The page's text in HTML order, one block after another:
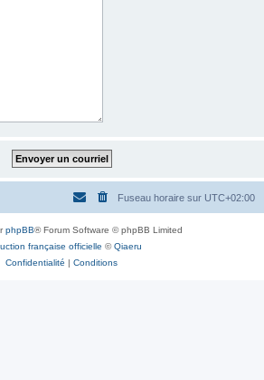
Fuseau horaire sur UTC+02:00
phpBB® Forum Software © phpBB Limited
française officielle ©Qiaeru
Confidentialité | Conditions